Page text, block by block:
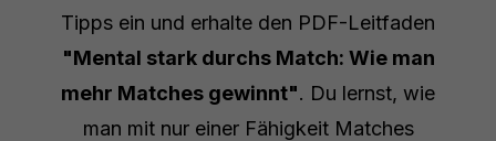
Tipps ein und erhalte den PDF-Leitfaden
"Mental stark durchs Match: Wie man
mehr Matches gewinnt". Du lernst, wie
man mit nur einer Fähigkeit Matches